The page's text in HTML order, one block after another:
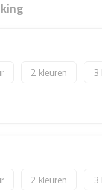
2 3
2 3